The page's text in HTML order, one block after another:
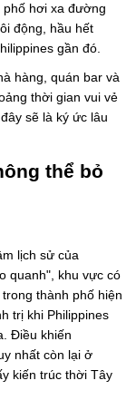
hơi xa đường
động, hầu hết
gần đó.
hàng, quán bar và
thời gian vui vẻ
sẽ là ký ức lâu
thể bỏ
lịch sử của
quanh", khu vực có
thành phố hiện
trị khi Philippines
Điều khiến
nhất còn lại ở
kiến ​​trúc thời Tây